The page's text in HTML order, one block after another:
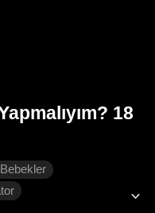
18
Bebekler